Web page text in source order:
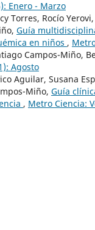
Enero - Marzo
Torres, Rocío
Guía
en niños ,
Campos-Miño,
Agosto
Aguilar, Susana
Miño, Guía
, Metro Ciencia: